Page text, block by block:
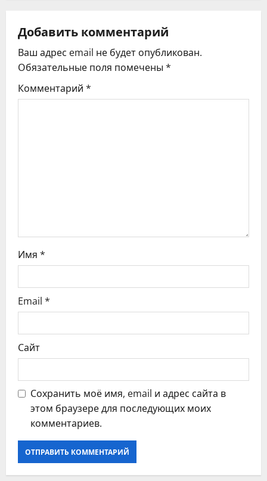
ц
и
я
и
с
я
м
Добавить комментарий
Ваш адрес email не будет опубликован.
Обязательные поля помечены *
Комментарий *
Имя *
Email *
Сайт
Сохранить моё имя, email и адрес сайта в
этом браузере для последующих моих
комментариев.